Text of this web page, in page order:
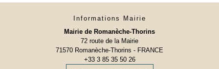
Informations Mairie
Mairie de Romanèche-Thorins
72 route de la Mairie
71570 Romanèche-Thorins - FRANCE
+33 3 85 35 50 26